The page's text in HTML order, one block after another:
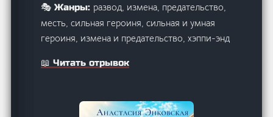
🎭 Жанры:развод, измена, предательство,
месть, сильная героиня, сильная и умная
героиня, измена и предательство, хэппи-энд
📖 Читать отрывок